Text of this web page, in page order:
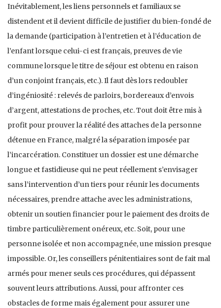
Inévitablement, les liens personnels et familiaux se
distendent et il devient difficile de justifier du bien-fondé de
la demande (participation à l’entretien et à l’éducation de
l’enfant lorsque celui-ci est français, preuves de vie
commune lorsque le titre de séjour est obtenu en raison
d’un conjoint français, etc.). Il faut dès lors redoubler
d’ingéniosité : relevés de parloirs, bordereaux d’envois
d’argent, attestations de proches, etc. Tout doit être mis à
profit pour prouver la réalité des attaches de la personne
détenue en France, malgré la séparation imposée par
l’incarcération. Constituer un dossier est une démarche
longue et fastidieuse qui ne peut réellement s’envisager
sans l’intervention d’un tiers pour réunir les documents
nécessaires, prendre attache avec les administrations,
obtenir un soutien financier pour le paiement des droits de
timbre particulièrement onéreux, etc. Soit, pour une
personne isolée et non accompagnée, une mission presque
impossible. Or, les conseillers pénitentiaires sont de fait mal
armés pour mener seuls ces procédures, qui dépassent
souvent leurs attributions. Aussi, pour affronter ces
obstacles de forme mais également pour assurer une